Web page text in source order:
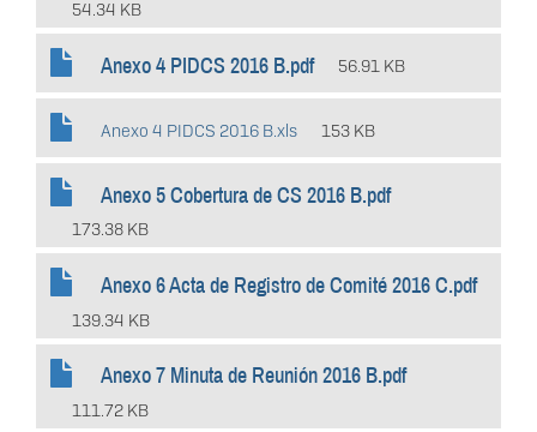
54.34 KB
Anexo 4 PIDCS 2016 B.pdf 56.91 KB
Anexo 4 PIDCS 2016 B.xls 153 KB
Anexo 5 Cobertura de CS 2016 B.pdf
173.38 KB
Anexo 6 Acta de Registro de Comité 2016 C.pdf
139.34 KB
Anexo 7 Minuta de Reunión 2016 B.pdf
111.72 KB